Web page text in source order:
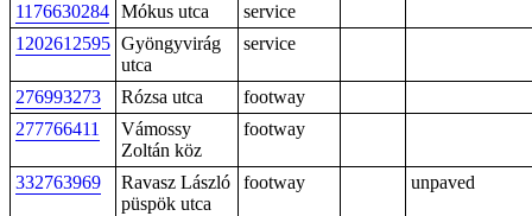
1176630284 Mókus utca
service
1202612595 Gyöngyvirág
utca
service
276993273 Rózsa utca
footway
277766411
Vámossy
Zoltán köz
footway
332763969
Ravasz László
püspök utca
footway unpaved